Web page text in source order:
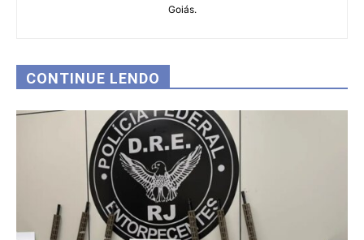
Goiás.
CONTINUE LENDO